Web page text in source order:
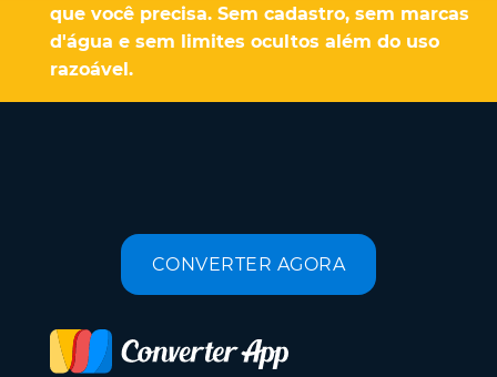
que você precisa. Sem cadastro, sem marcas
d'água e sem limites ocultos além do uso
razoável.
CONVERTER AGORA